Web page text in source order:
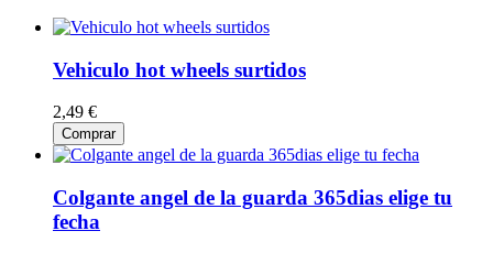
Vehiculo hot wheels surtidos
2,49 €
Comprar
Colgante angel de la guarda 365dias elige tu
fecha